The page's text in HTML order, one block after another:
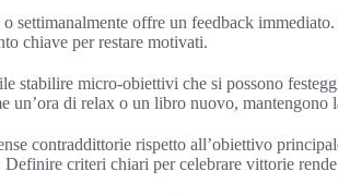
settimanalmente offre un feedback
chiave per restare motivati.
stabilire micro-obiettivi che si possono
un’ora di relax o un libro nuovo,
contraddittorie rispetto all’obiettivo
Definire criteri chiari per celebrare vittorie